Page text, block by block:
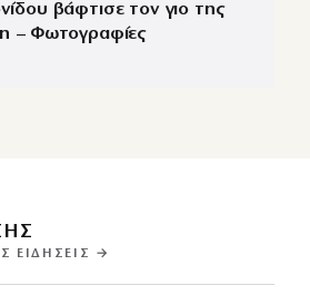
βάφτισε τον γιο της
– Φωτογραφίες
ΕΙΔΉΣΕΙΣ →